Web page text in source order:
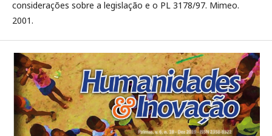
considerações sobre a legislação e o PL 3178/97. Mimeo.
2001.